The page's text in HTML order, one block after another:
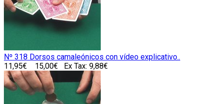
Nº 318 Dorsos camaleónicos con vídeo explicativo..
11,95€
15,00€ Ex Tax: 9,88€